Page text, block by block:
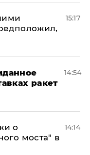
15:17
ракет
14:54
о
моста" в
14:14